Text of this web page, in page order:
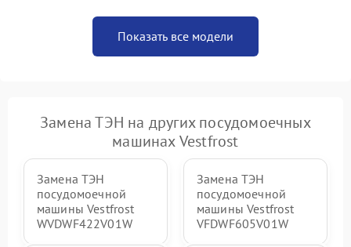
Показать все модели
Замена ТЭН на других посудомоечных
машинах Vestfrost
Замена ТЭН
посудомоечной
машины Vestfrost
WVDWF422V01W
Замена ТЭН
посудомоечной
машины Vestfrost
VFDWF605V01W